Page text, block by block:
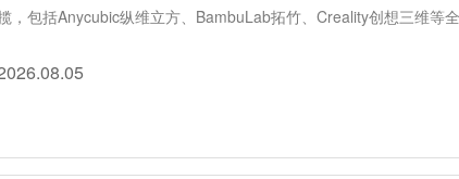
，包括Anycubic纵维立方、BambuLab拓竹、Creality创想三维等全